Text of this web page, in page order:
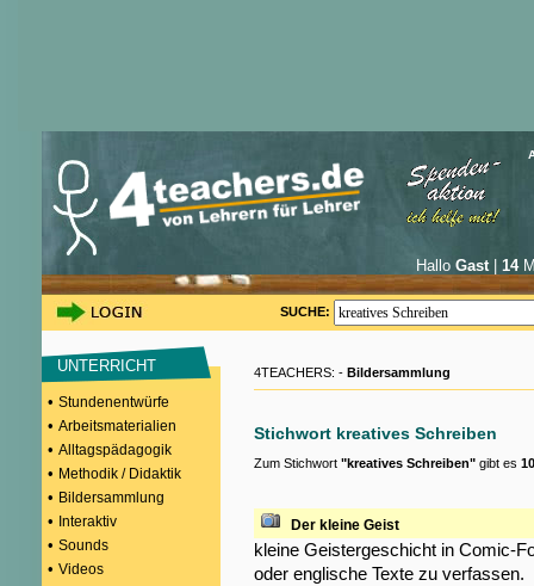
Hallo Gast| 14
SUCHE:
UNTERRICHT
• Stundenentwürfe
• Arbeitsmaterialien
• Alltagspädagogik
• Methodik / Didaktik
• Bildersammlung
• Interaktiv
• Sounds
• Videos
4TEACHERS: - Bildersammlung
Stichwort kreatives Schreiben
Zum Stichwort "kreatives Schreiben" gibt es
Der kleine Geist
kleine Geistergeschicht in Comic-
oder englische Texte zu verfassen.